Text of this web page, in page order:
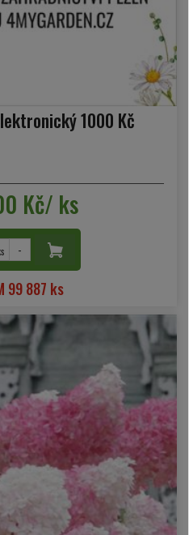
1000 Kč
Kč/ ks
-
99 887 ks